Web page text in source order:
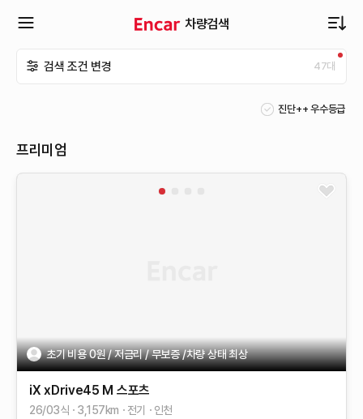
차량검색
뉴
검색 조건 변경 47대
진단++ 우수등급
프리미엄
초기 비용 0원 / 저금리 / 무보증 /차량 상태 최상
iX xDrive45 M 스포츠
26/03식 3,157km 전기 인천